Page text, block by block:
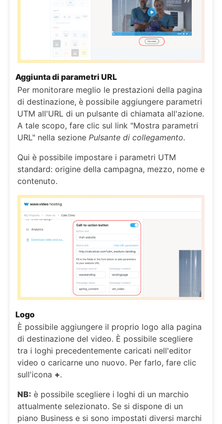
Aggiunta di parametri URL
Per monitorare meglio le prestazioni della pagina
di destinazione, è possibile aggiungere parametri
UTM all'URL di un pulsante di chiamata all'azione.
A tale scopo, fare clic sul link "Mostra parametri
URL" nella sezione Pulsante di collegamento.
Qui è possibile impostare i parametri UTM
standard: origine della campagna, mezzo, nome e
contenuto.
Logo
È possibile aggiungere il proprio logo alla pagina
di destinazione del video. È possibile scegliere
tra i loghi precedentemente caricati nell'editor
video o caricarne uno nuovo. Per farlo, fare clic
sull'icona +.
NB: è possibile scegliere i loghi di un marchio
attualmente selezionato. Se si dispone di un
piano Business e si sono impostati diversi marchi